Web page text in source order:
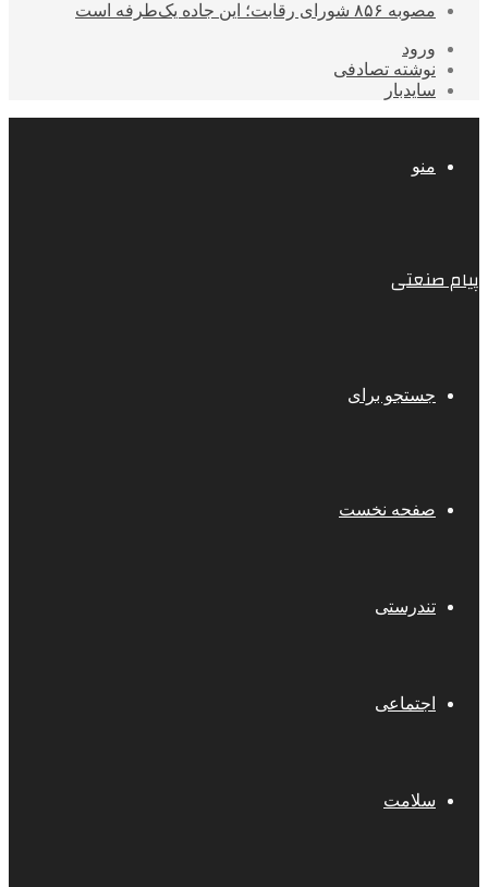
مصوبه ۸۵۶ شورای رقابت؛ این جاده یک‌طرفه است
ورود
نوشته تصادفی
سایدبار
منو
پیام صنعتی
جستجو برای
صفحه نخست
تندرستی
اجتماعی
سلامت